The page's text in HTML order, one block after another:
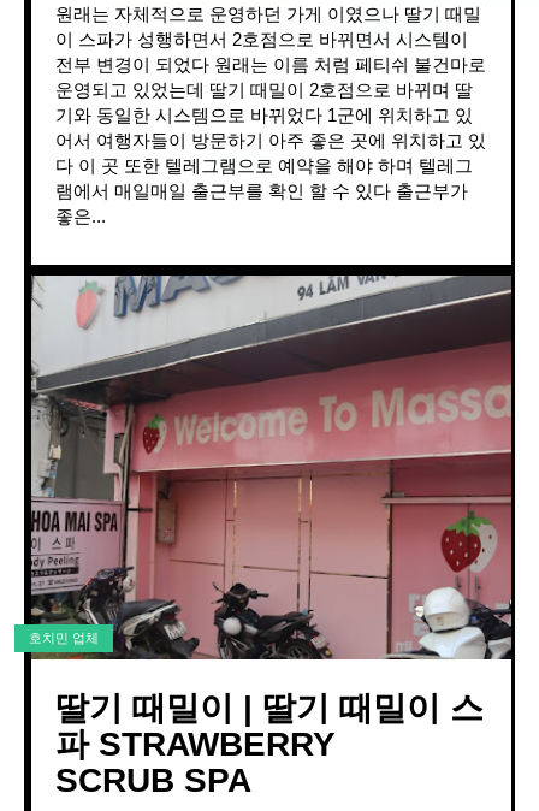
원래는 자체적으로 운영하던 가게 이였으나 딸기 때밀
이 스파가 성행하면서 2호점으로 바뀌면서 시스템이
전부 변경이 되었다 원래는 이름 처럼 페티쉬 불건마로
운영되고 있었는데 딸기 때밀이 2호점으로 바뀌며 딸
기와 동일한 시스템으로 바뀌었다 1군에 위치하고 있
어서 여행자들이 방문하기 아주 좋은 곳에 위치하고 있
다 이 곳 또한 텔레그램으로 예약을 해야 하며 텔레그
램에서 매일매일 출근부를 확인 할 수 있다 출근부가
좋은...
호치민 업체
딸기 때밀이 | 딸기 때밀이 스
파 STRAWBERRY
SCRUB SPA